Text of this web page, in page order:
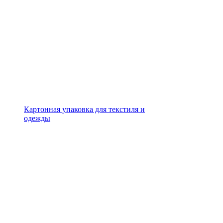
Картонная упаковка для текстиля и
одежды